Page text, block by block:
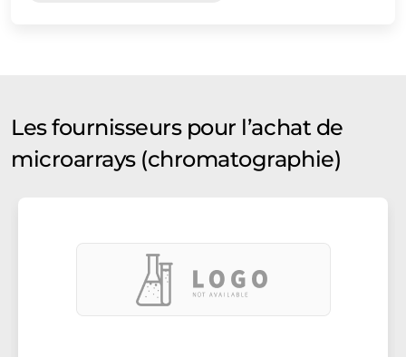
Les fournisseurs pour l’achat de
microarrays (chromatographie)